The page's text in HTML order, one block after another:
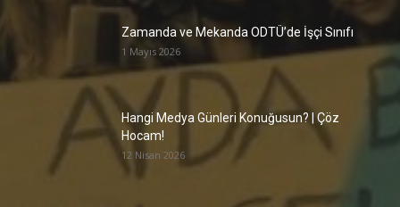
Zamanda ve Mekanda ODTÜ’de İşçi Sınıfı
1 Mayıs 2026
Hangi Medya Günleri Konuğusun? | Çöz
Hocam!
12 Nisan 2026